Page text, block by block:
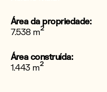
Área da propriedade:
7.538 m²
Área construída:
1.443 m²